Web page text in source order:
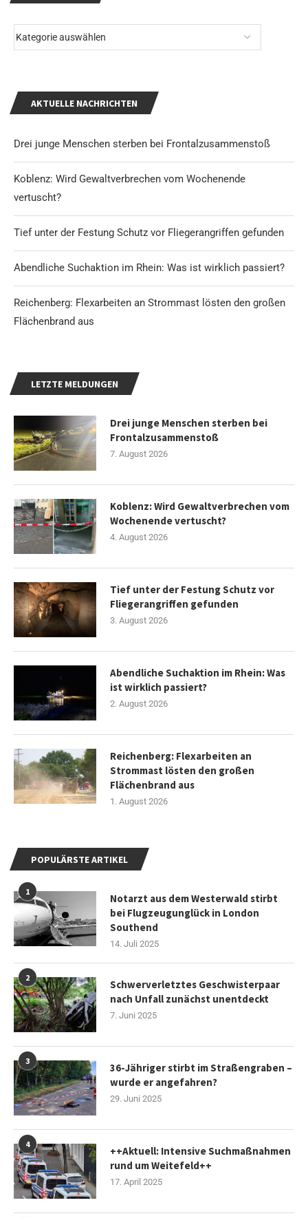
AKTUELLE NACHRICHTEN
Drei junge Menschen sterben bei Frontalzusammenstoß
Koblenz: Wird Gewaltverbrechen vom Wochenende
vertuscht?
Tief unter der Festung Schutz vor Fliegerangriffen gefunden
Abendliche Suchaktion im Rhein: Was ist wirklich passiert?
Reichenberg: Flexarbeiten an Strommast lösten den großen
Flächenbrand aus
LETZTE MELDUNGEN
Drei junge Menschen sterben bei
Frontalzusammenstoß
7. August 2026
Koblenz: Wird Gewaltverbrechen vom
Wochenende vertuscht?
4. August 2026
Tief unter der Festung Schutz vor
Fliegerangriffen gefunden
3. August 2026
Abendliche Suchaktion im Rhein: Was
ist wirklich passiert?
2. August 2026
Reichenberg: Flexarbeiten an
Strommast lösten den großen
Flächenbrand aus
1. August 2026
POPULÄRSTE ARTIKEL
1
Notarzt aus dem Westerwald stirbt
bei Flugzeugunglück in London
Southend
14. Juli 2025
2
Schwerverletztes Geschwisterpaar
nach Unfall zunächst unentdeckt
7. Juni 2025
3
36-Jähriger stirbt im Straßengraben –
wurde er angefahren?
29. Juni 2025
4
++Aktuell: Intensive Suchmaßnahmen
rund um Weitefeld++
17. April 2025